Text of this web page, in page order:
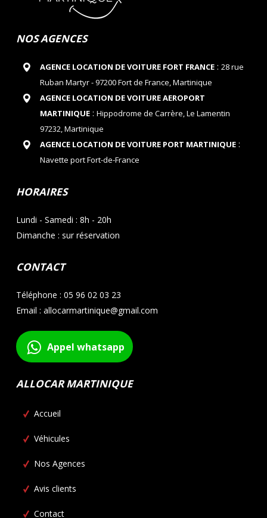
NOS AGENCES
AGENCE LOCATION DE VOITURE FORT FRANCE: 28 rue
Ruban Martyr - 97200 Fort de France, Martinique
AGENCE LOCATION DE VOITURE AEROPORT
MARTINIQUE: Hippodrome de Carrère, Le Lamentin
97232, Martinique
AGENCE LOCATION DE VOITURE PORT MARTINIQUE:
Navette port Fort-de-France
HORAIRES
Lundi - Samedi : 8h - 20h
Dimanche : sur réservation
CONTACT
Téléphone : 05 96 02 03 23
Email : allocarmartinique@gmail.com
Appel whatsapp
ALLOCAR MARTINIQUE
Accueil
Véhicules
Nos Agences
Avis clients
Contact